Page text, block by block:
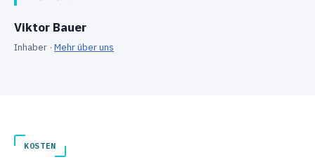
Viktor Bauer
Inhaber · Mehr über uns
KOSTEN